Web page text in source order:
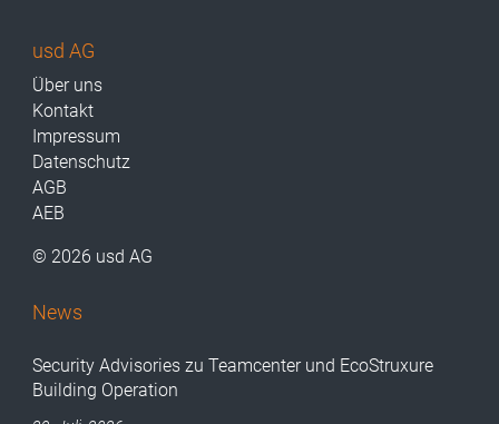
usd AG
Über uns
Kontakt
Impressum
Datenschutz
AGB
AEB
© 2026 usd AG
News
Security Advisories zu Teamcenter und EcoStruxure
Building Operation